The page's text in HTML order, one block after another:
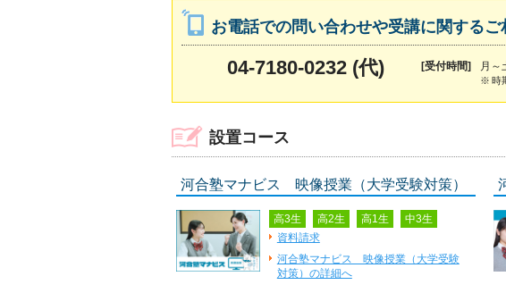
お電話での問い合わせや受講に関するご
04-7180-0232 (代) [受付時間] 月～
※ 時
設置コース
河合塾マナビス 映像授業（大学受験対策）
高3生 高2生 高1生
中3生
資料請求
河合塾マナビス 映像授業（大学受験
対策）の詳細へ